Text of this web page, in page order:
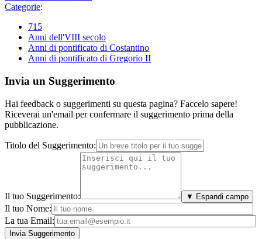
Categorie:
715
Anni dell'VIII secolo
Anni di pontificato di Costantino
Anni di pontificato di Gregorio II
Invia un Suggerimento
Hai feedback o suggerimenti su questa pagina? Faccelo sapere!
Riceverai un'email per confermare il suggerimento prima della
pubblicazione.
Titolo del Suggerimento:
Il tuo Suggerimento: ▼ Espandi campo
Il tuo Nome:
La tua Email: